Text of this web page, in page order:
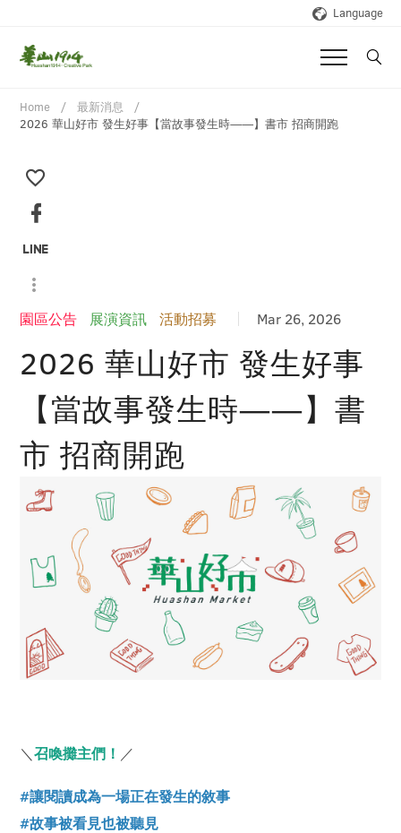
Language
Home
最新消息
2026 華山好市 發生好事【當故事發生時——】書市 招商開跑
園區公告 展演資訊 活動招募 Mar 26, 2026
2026 華山好市 發生好事
【當故事發生時——】書
市 招商開跑
＼召喚攤主們！ ／
#讓閱讀成為一場正在發生的敘事
#故事被看見也被聽見